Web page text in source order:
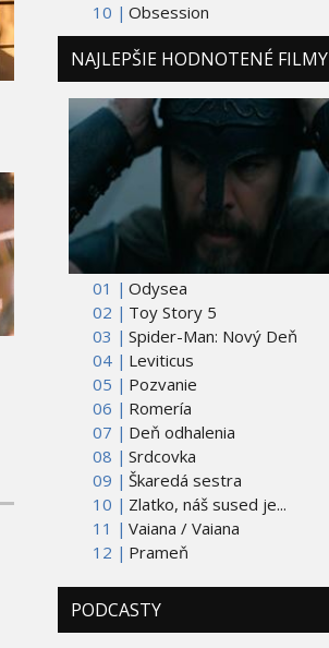
10 | Obsession
NAJLEPŠIE HODNOTENÉ FILMY
01 | Odysea
02 | Toy Story 5
03 | Spider-Man: Nový Deň
04 | Leviticus
05 | Pozvanie
06 | Romería
07 | Deň odhalenia
08 | Srdcovka
09 | Škaredá sestra
10 | Zlatko, náš sused je...
11 | Vaiana / Vaiana
12 | Prameň
PODCASTY